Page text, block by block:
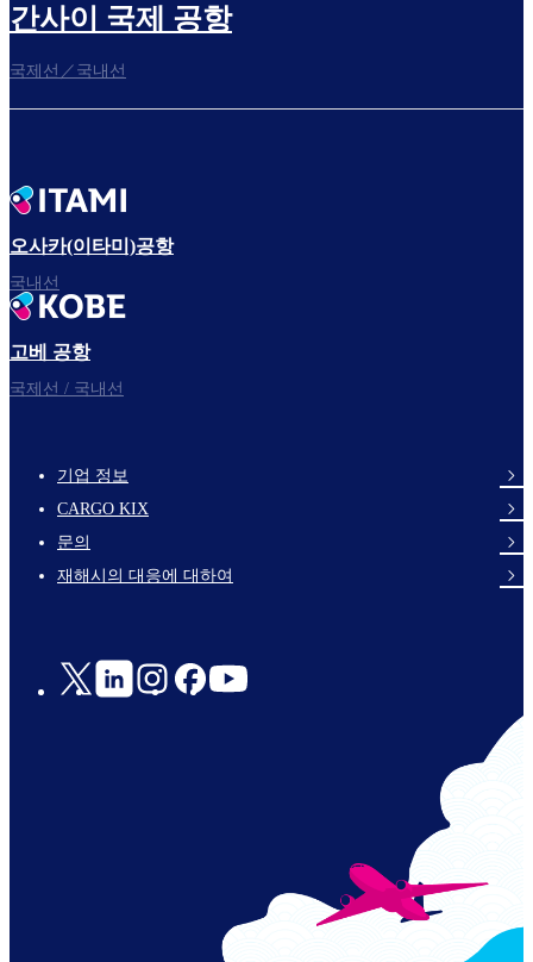
간사이 국제 공항
국제선／국내선
오사카(이타미)공항
국내선
고베 공항
국제선 / 국내선
footer-
links-
en-
기업 정보
CARGO KIX
문의
재해시의 대응에 대하여
Social